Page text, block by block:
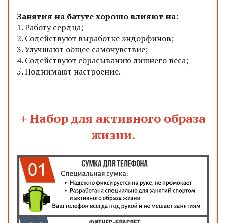
Занятия на батуте хорошо влияют на:
1.Работу сердца;
2. Содействуют выработке эндорфинов;
3.Улучшают общее самочувствие;
4. Содействуют сбрасыванию лишнего веса;
5.Поднимают настроение.
+ Набор для активного образа
жизни.